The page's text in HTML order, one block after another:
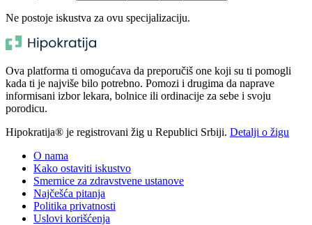
Ne postoje iskustva za ovu specijalizaciju.
Ova platforma ti omogućava da preporučiš one koji su ti pomogli
kada ti je najviše bilo potrebno. Pomozi i drugima da naprave
informisani izbor lekara, bolnice ili ordinacije za sebe i svoju
porodicu.
Hipokratija® je registrovani žig u Republici Srbiji. Detalji o žigu
O nama
Kako ostaviti iskustvo
Smernice za zdravstvene ustanove
Najčešća pitanja
Politika privatnosti
Uslovi korišćenja